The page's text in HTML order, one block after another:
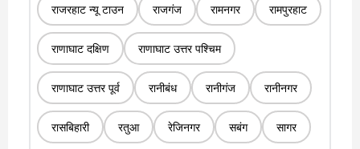
राजरहाट न्यू टाउन राजगंज रामनगर रामपुरहाट
राणाघाट दक्षिण राणाघाट उत्तर पश्चिम
राणाघाट उत्तर पूर्व रानीबंध रानीगंज रानीनगर
रासबिहारी रतुआ रेजिनगर सबंग सागर